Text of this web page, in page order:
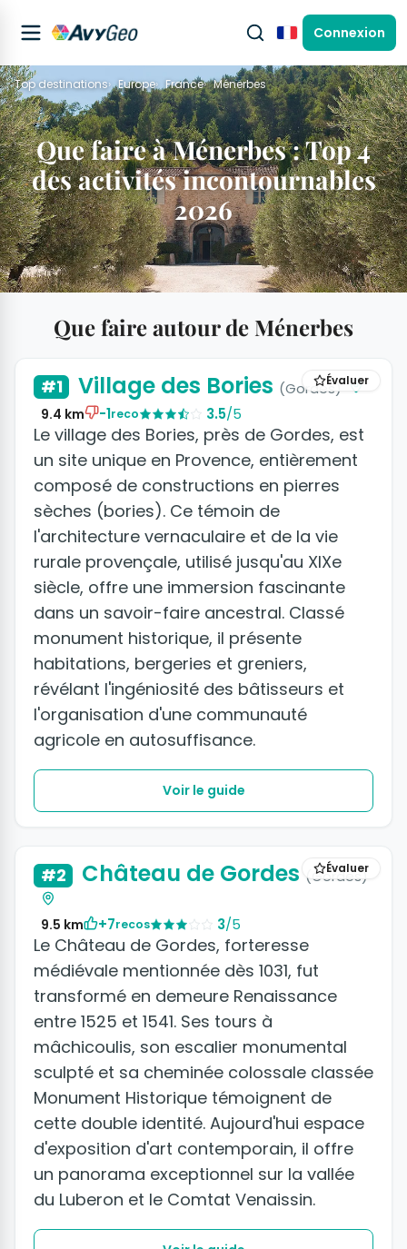
FrançaisConnexion
Top destinations Europe France Ménerbes
Que faire à Ménerbes : Top 4
des activités incontournables
2026
Que faire autour de Ménerbes
Évaluer
#1 Village des Bories (Gordes)
9.4 km -1reco 3.5/5
Le village des Bories, près de Gordes, est
un site unique en Provence, entièrement
composé de constructions en pierres
sèches (bories). Ce témoin de
l'architecture vernaculaire et de la vie
rurale provençale, utilisé jusqu'au XIXe
siècle, offre une immersion fascinante
dans un savoir-faire ancestral. Classé
monument historique, il présente
habitations, bergeries et greniers,
révélant l'ingéniosité des bâtisseurs et
l'organisation d'une communauté
agricole en autosuffisance.
Voir le guide
Évaluer
#2 Château de Gordes (Gordes)
9.5 km +7recos 3/5
Le Château de Gordes, forteresse
médiévale mentionnée dès 1031, fut
transformé en demeure Renaissance
entre 1525 et 1541. Ses tours à
mâchicoulis, son escalier monumental
sculpté et sa cheminée colossale classée
Monument Historique témoignent de
cette double identité. Aujourd'hui espace
d'exposition d'art contemporain, il offre
un panorama exceptionnel sur la vallée
du Luberon et le Comtat Venaissin.